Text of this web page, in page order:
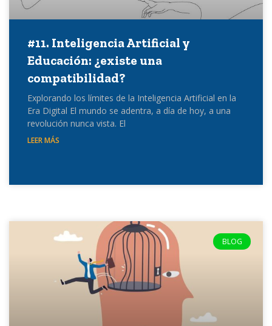
#11. Inteligencia Artificial y
Educación: ¿existe una
compatibilidad?
Explorando los límites de la Inteligencia Artificial en la
Era Digital El mundo se adentra, a día de hoy, a una
revolución nunca vista. El
LEER MÁS
BLOG